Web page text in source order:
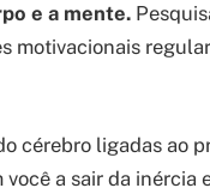
e a mente.
motivacionais
cérebro ligadas ao
a sair da inércia